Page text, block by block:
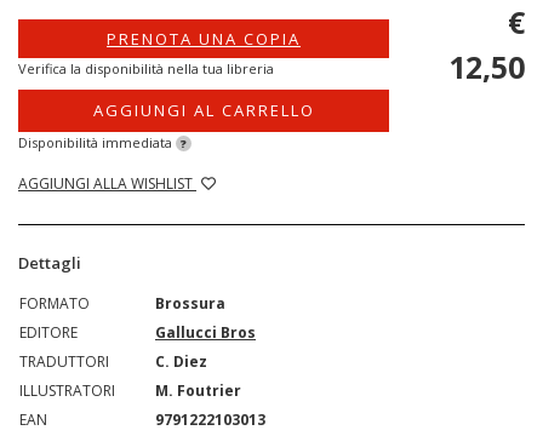
PRENOTA UNA COPIA
Verifica la disponibilità nella tua libreria
AGGIUNGI AL CARRELLO
Disponibilità immediata ?
AGGIUNGI ALLA WISHLIST
€
12,50
Dettagli
FORMATO
Brossura
EDITORE
Gallucci Bros
TRADUTTORI
C. Diez
ILLUSTRATORI
M. Foutrier
EAN
9791222103013